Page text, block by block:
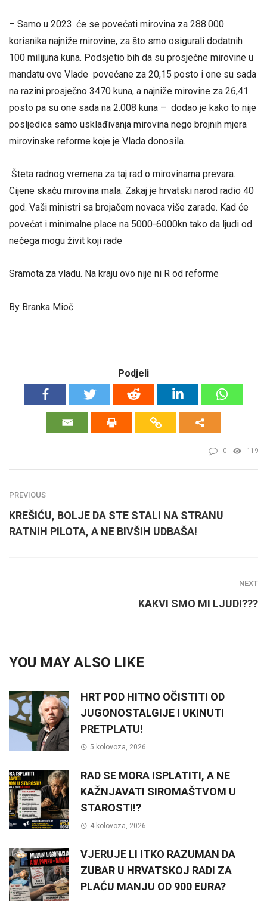
– Samo u 2023. će se povećati mirovina za 288.000
korisnika najniže mirovine, za što smo osigurali dodatnih
100 milijuna kuna. Podsjetio bih da su prosječne mirovine u
mandatu ove Vlade povećane za 20,15 posto i one su sada
na razini prosječno 3470 kuna, a najniže mirovine za 26,41
posto pa su one sada na 2.008 kuna – dodao je kako to nije
posljedica samo usklađivanja mirovina nego brojnih mjera
mirovinske reforme koje je Vlada donosila.
Šteta radnog vremena za taj rad o mirovinama prevara.
Cijene skaču mirovina mala. Zakaj je hrvatski narod radio 40
god. Vaši ministri sa brojačem novaca više zarade. Kad će
povećat i minimalne place na 5000-6000kn tako da ljudi od
nečega mogu živit koji rade
Sramota za vladu. Na kraju ovo nije ni R od reforme
By Branka Mioč
Podjeli
0 119
PREVIOUS
KREŠIĆU, BOLJE DA STE STALI NA STRANU
RATNIH PILOTA, A NE BIVŠIH UDBAŠA!
NEXT
KAKVI SMO MI LJUDI???
YOU MAY ALSO LIKE
HRT POD HITNO OČISTITI OD
JUGONOSTALGIJE I UKINUTI
PRETPLATU!
5 kolovoza, 2026
RAD SE MORA ISPLATITI, A NE
KAŽNJAVATI SIROMAŠTVOM U
STAROSTI!?
4 kolovoza, 2026
VJERUJE LI ITKO RAZUMAN DA
ZUBAR U HRVATSKOJ RADI ZA
PLAĆU MANJU OD 900 EURA?